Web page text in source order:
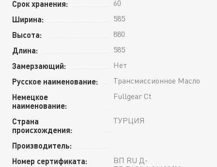
Срок хранения: 60
Ширина: 585
Высота: 880
Длина: 585
Замерзающий: Нет
Русское наименование: Трансмиссионное Масло
Немецкое
наименование:
Fullgear Ct
Страна
происхождения:
ТУРЦИЯ
Производитель:
Номер сертификата:
ВП RU Д-